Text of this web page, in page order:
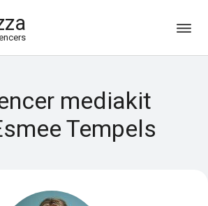
mediakit
Tempels